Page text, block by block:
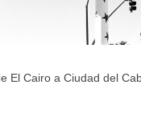
El Cairo a Ciudad del